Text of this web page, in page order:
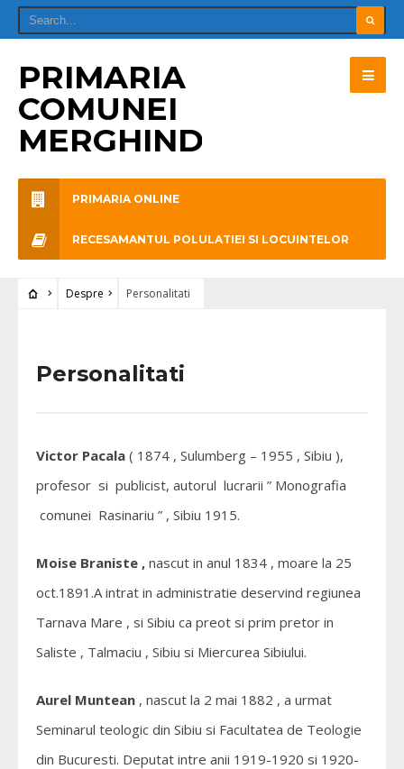
PRIMARIA
COMUNEI
MERGHINDEAL
PRIMARIA ONLINE
RECESAMANTUL POLULATIEI SI LOCUINTELOR
Despre Personalitati
Personalitati
Victor Pacala ( 1874 , Sulumberg – 1955 , Sibiu ),
profesor si publicist, autorul lucrarii ” Monografia
comunei Rasinariu ” , Sibiu 1915.
Moise Braniste , nascut in anul 1834 , moare la 25
oct.1891.A intrat in administratie deservind regiunea
Tarnava Mare , si Sibiu ca preot si prim pretor in
Saliste , Talmaciu , Sibiu si Miercurea Sibiului.
Aurel Muntean , nascut la 2 mai 1882 , a urmat
Seminarul teologic din Sibiu si Facultatea de Teologie
din Bucuresti. Deputat intre anii 1919-1920 si 1920-